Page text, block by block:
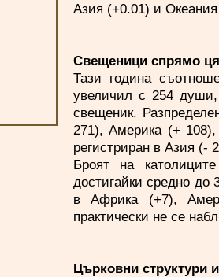
Азия (+0.01) и
Свещеници спрямо
Тази година
увеличил с 254
свещеник.
271), Америка (+
регистриран в Азия (-
Броят на
достигайки средно
в Африка (+7),
практически не се
Църковни структури